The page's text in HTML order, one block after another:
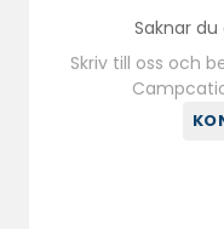
Saknar
Skriv till oss och